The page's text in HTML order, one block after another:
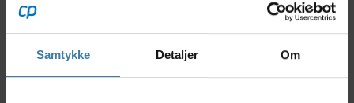
Samtykke Detaljer Om
designet til at sikre optimal pasform og funktion
mellem kranksæt og krankboks. Spacer tuben passer
inklusiv BSA, ITA og Ceramicspeed BB86 (dog
eksklusiv BB86/30+DUB). Med kvalitetsmaterialer og